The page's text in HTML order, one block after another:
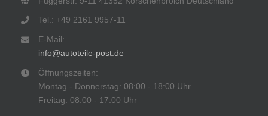
Tel.: +49 2161 9957-11
E-Mail:
info@autoteile-post.de
Öffnungszeiten:
Montag - Donnerstag: 08:00 - 18:00 Uhr
Freitag: 08:00 - 17:00 Uhr